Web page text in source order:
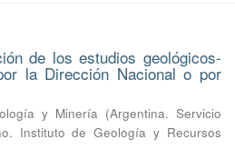
de los estudios geológicos-
la Dirección Nacional o por
y Minería (Argentina. Servicio
Instituto de Geología y Recursos